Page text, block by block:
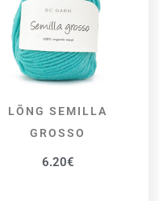
VALI
LÕNG SEMILLA
GROSSO
6.20€